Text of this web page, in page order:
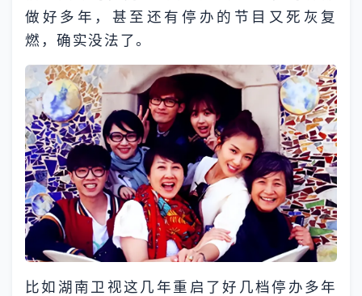
做好多年，甚至还有停办的节目又死灰复
燃，确实没法了。
比如湖南卫视这几年重启了好几档停办多年